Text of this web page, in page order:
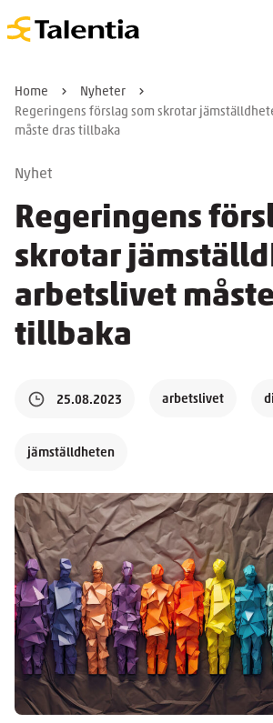
Home
Nyheter
Regeringens förslag som skrotar
måste dras tillbaka
Nyhet
Regeringens
skrotar
arbetslivet
tillbaka
25.08.2023 arbetslivet
jämställdheten